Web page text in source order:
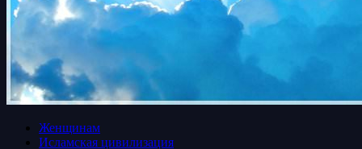
Женщинам
Исламская цивилизация